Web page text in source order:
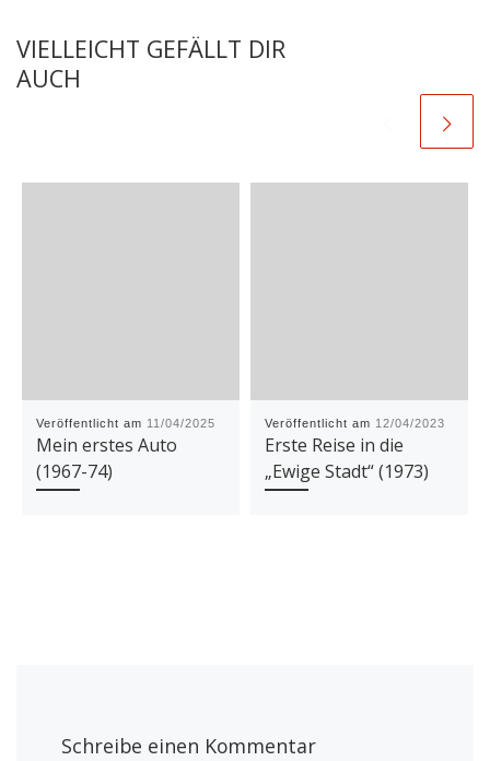
VIELLEICHT GEFÄLLT DIR
AUCH
Veröffentlicht am 11/04/2025
Mein erstes Auto
(1967-74)
Veröffentlicht am 12/04/2023
Erste Reise in die
„Ewige Stadt“ (1973)
Schreibe einen Kommentar